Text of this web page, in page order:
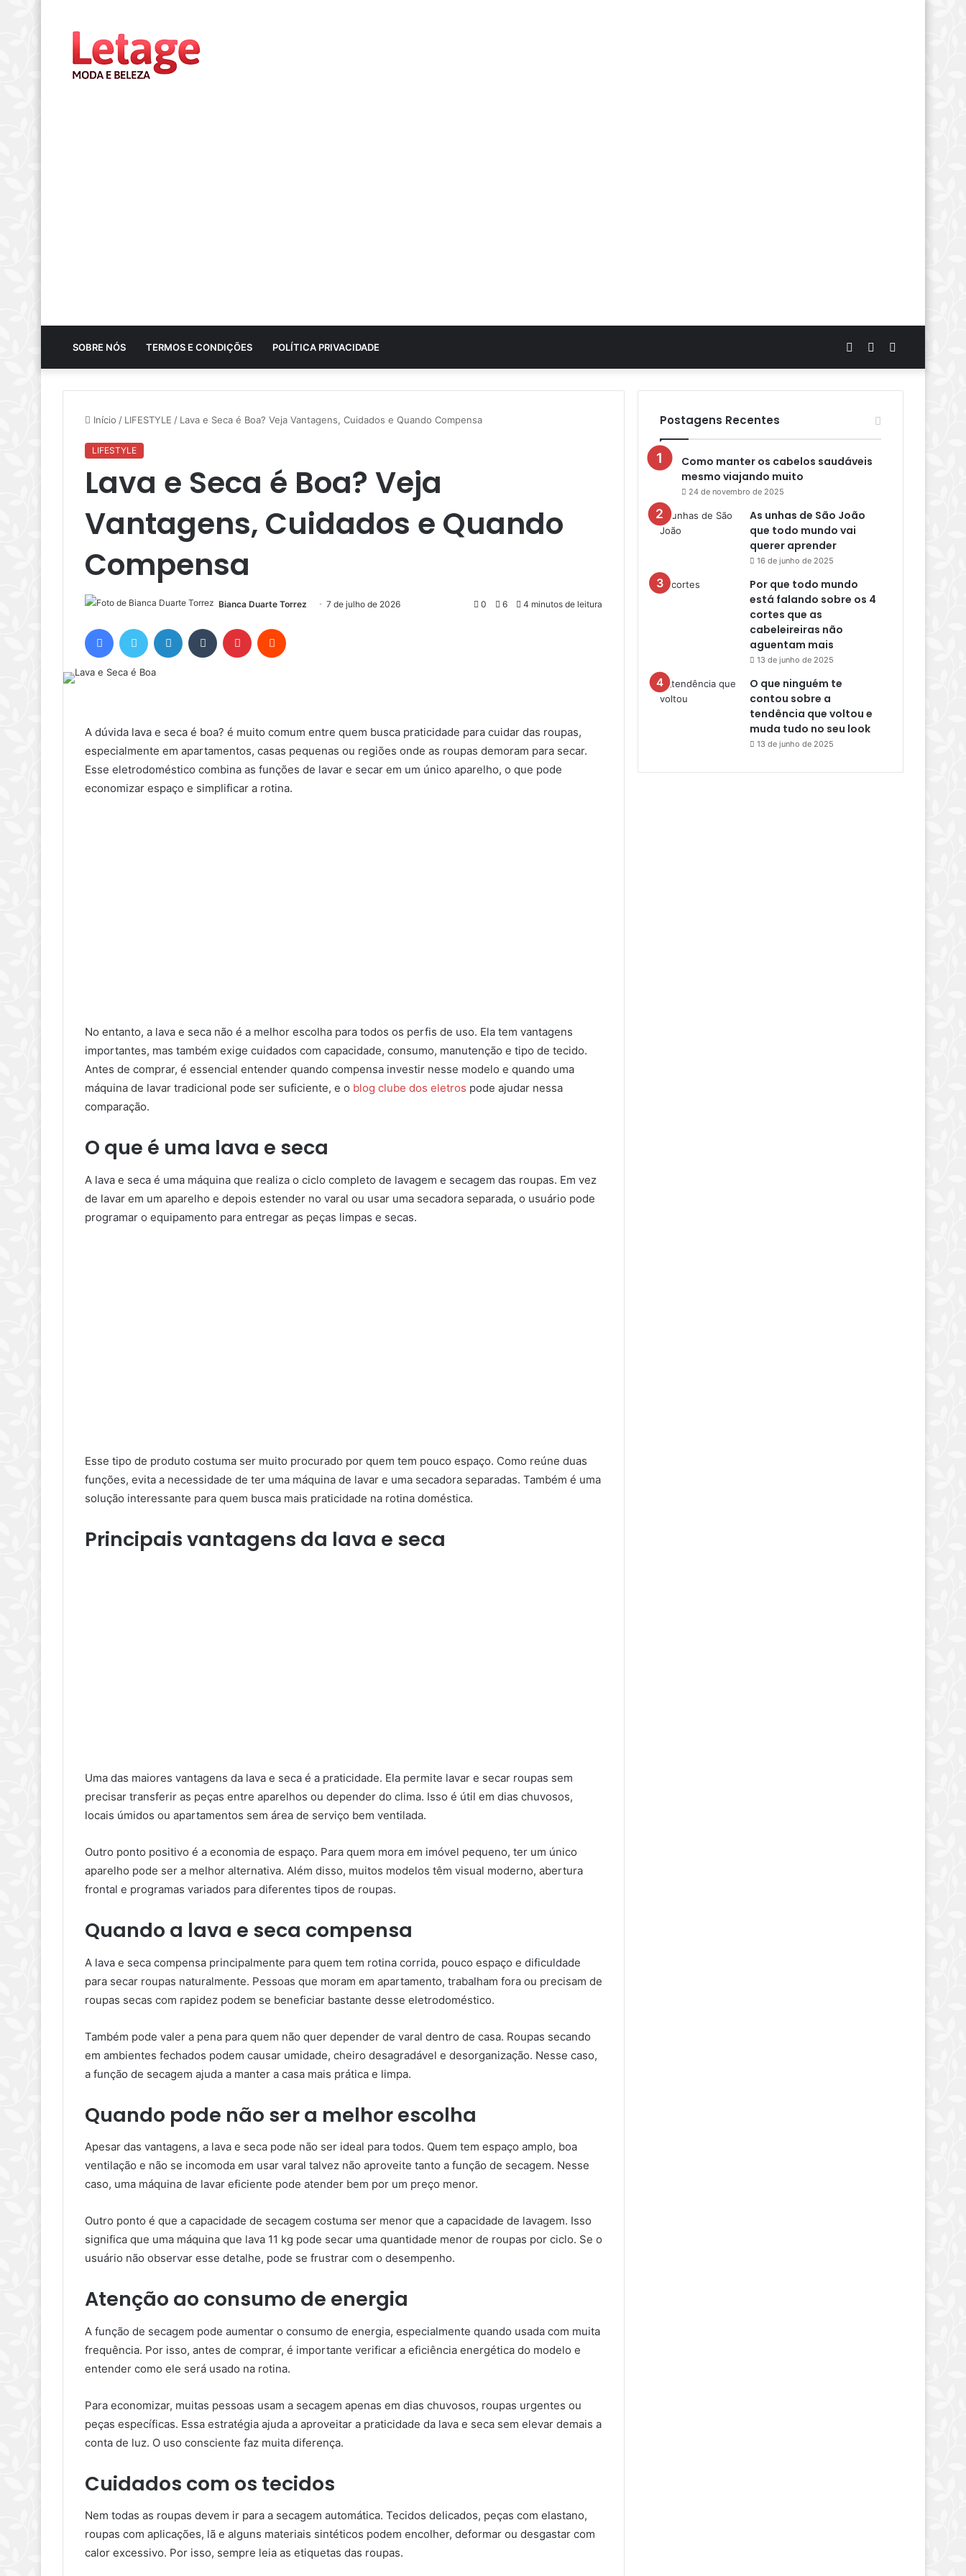
SOBRE NÓS TERMOS E CONDIÇÕES POLÍTICA PRIVACIDADE
por
Switch
skin
Artigo
aleatório
Início / LIFESTYLE / Lava e Seca é Boa? Veja Vantagens, Cuidados e Quando Compensa
LIFESTYLE
Lava e Seca é Boa? Veja
Vantagens, Cuidados e Quando
Compensa
Bianca Duarte Torrez 7 de julho de 2026 0 6 4 minutos de leitura
FacebookTwitter Linkedin Tumblr Pinterest
A dúvida lava e seca é boa? é muito comum entre quem busca praticidade para cuidar das roupas,
especialmente em apartamentos, casas pequenas ou regiões onde as roupas demoram para secar.
Esse eletrodoméstico combina as funções de lavar e secar em um único aparelho, o que pode
economizar espaço e simplificar a rotina.
No entanto, a lava e seca não é a melhor escolha para todos os perfis de uso. Ela tem vantagens
importantes, mas também exige cuidados com capacidade, consumo, manutenção e tipo de tecido.
Antes de comprar, é essencial entender quando compensa investir nesse modelo e quando uma
máquina de lavar tradicional pode ser suficiente, e o blog clube dos eletros pode ajudar nessa
comparação.
O que é uma lava e seca
A lava e seca é uma máquina que realiza o ciclo completo de lavagem e secagem das roupas. Em vez
de lavar em um aparelho e depois estender no varal ou usar uma secadora separada, o usuário pode
programar o equipamento para entregar as peças limpas e secas.
Esse tipo de produto costuma ser muito procurado por quem tem pouco espaço. Como reúne duas
funções, evita a necessidade de ter uma máquina de lavar e uma secadora separadas. Também é uma
solução interessante para quem busca mais praticidade na rotina doméstica.
Principais vantagens da lava e seca
Uma das maiores vantagens da lava e seca é a praticidade. Ela permite lavar e secar roupas sem
precisar transferir as peças entre aparelhos ou depender do clima. Isso é útil em dias chuvosos,
locais úmidos ou apartamentos sem área de serviço bem ventilada.
Outro ponto positivo é a economia de espaço. Para quem mora em imóvel pequeno, ter um único
aparelho pode ser a melhor alternativa. Além disso, muitos modelos têm visual moderno, abertura
frontal e programas variados para diferentes tipos de roupas.
Quando a lava e seca compensa
A lava e seca compensa principalmente para quem tem rotina corrida, pouco espaço e dificuldade
para secar roupas naturalmente. Pessoas que moram em apartamento, trabalham fora ou precisam de
roupas secas com rapidez podem se beneficiar bastante desse eletrodoméstico.
Também pode valer a pena para quem não quer depender de varal dentro de casa. Roupas secando
em ambientes fechados podem causar umidade, cheiro desagradável e desorganização. Nesse caso,
a função de secagem ajuda a manter a casa mais prática e limpa.
Quando pode não ser a melhor escolha
Apesar das vantagens, a lava e seca pode não ser ideal para todos. Quem tem espaço amplo, boa
ventilação e não se incomoda em usar varal talvez não aproveite tanto a função de secagem. Nesse
caso, uma máquina de lavar eficiente pode atender bem por um preço menor.
Outro ponto é que a capacidade de secagem costuma ser menor que a capacidade de lavagem. Isso
significa que uma máquina que lava 11 kg pode secar uma quantidade menor de roupas por ciclo. Se o
usuário não observar esse detalhe, pode se frustrar com o desempenho.
Atenção ao consumo de energia
A função de secagem pode aumentar o consumo de energia, especialmente quando usada com muita
frequência. Por isso, antes de comprar, é importante verificar a eficiência energética do modelo e
entender como ele será usado na rotina.
Para economizar, muitas pessoas usam a secagem apenas em dias chuvosos, roupas urgentes ou
peças específicas. Essa estratégia ajuda a aproveitar a praticidade da lava e seca sem elevar demais a
conta de luz. O uso consciente faz muita diferença.
Cuidados com os tecidos
Nem todas as roupas devem ir para a secagem automática. Tecidos delicados, peças com elastano,
roupas com aplicações, lã e alguns materiais sintéticos podem encolher, deformar ou desgastar com
calor excessivo. Por isso, sempre leia as etiquetas das roupas.
Postagens Recentes
Como manter os cabelos saudáveis
mesmo viajando muito
24 de novembro de 2025
As unhas de São João
que todo mundo vai
querer aprender
16 de junho de 2025
Por que todo mundo
está falando sobre os 4
cortes que as
cabeleireiras não
aguentam mais
13 de junho de 2025
O que ninguém te
contou sobre a
tendência que voltou e
muda tudo no seu look
13 de junho de 2025